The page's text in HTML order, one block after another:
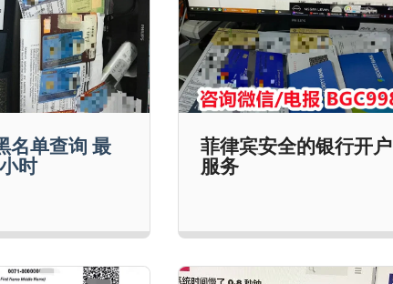
名单查询 最
时
菲律宾安全的银行开户
服务